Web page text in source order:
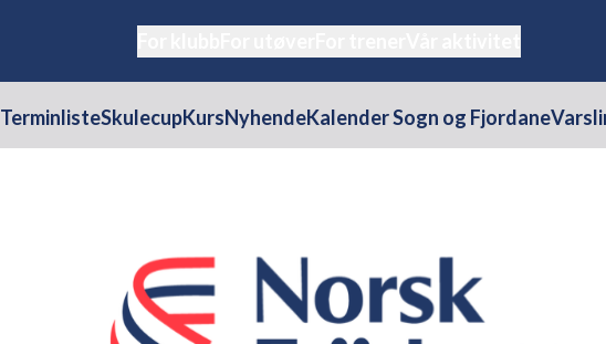
TerminlisteSkulecupKursNyhendeKalender Sogn og Fjordane